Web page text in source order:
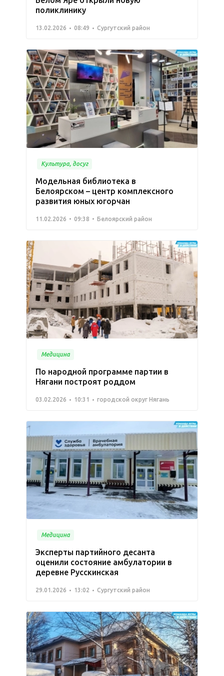
поликлинику
13.02.2026 08:49 Сургутский район
Культура, досуг
Модельная библиотека в
Белоярском – центр комплексного
развития юных югорчан
11.02.2026 09:38 Белоярский район
Медицина
По народной программе партии в
Нягани построят роддом
03.02.2026 10:31 городской округ Нягань
Медицина
Эксперты партийного десанта
оценили состояние амбулатории в
деревне Русскинская
29.01.2026 13:02 Сургутский район